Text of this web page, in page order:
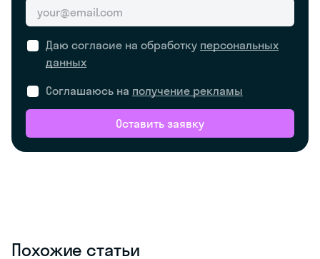
Даю согласие на обработку персональных
данных
Соглашаюсь на получение рекламы
Оставить заявку
Похожие статьи